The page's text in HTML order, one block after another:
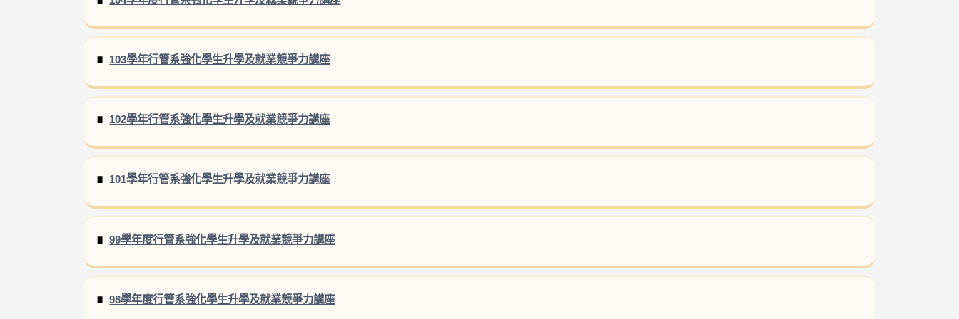
103學年行管系強化學生升學及就業競爭力講座
102學年行管系強化學生升學及就業競爭力講座
101學年行管系強化學生升學及就業競爭力講座
99學年度行管系強化學生升學及就業競爭力講座
98學年度行管系強化學生升學及就業競爭力講座